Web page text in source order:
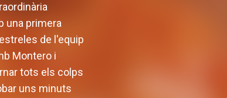
una primera
de l'equip
Montero i
tots els colps
uns minuts